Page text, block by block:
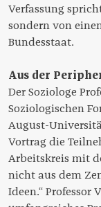
Verfassung
sondern von
Bundesstaat.
Aus der
Der Soziologe
Soziologischen
August-
Vortrag die
Arbeitskreis mit
nicht aus dem
Ideen.“ Professor